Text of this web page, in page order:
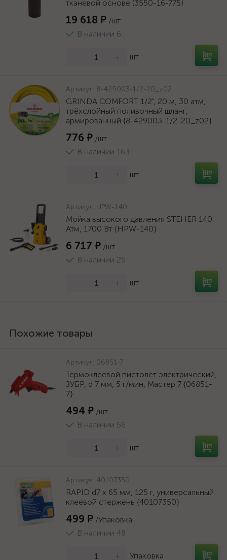
тканевой основе (3550-16-775)
19 618 ₽ /шт
В наличии 6
- + шт
Артикул: 8-429003-1/2-20_z02
GRINDA COMFORT 1/2", 20 м, 30 атм,
трёхслойный поливочный шланг,
армированный {8-429003-1/2-20_z02}
776 ₽ /шт
В наличии 163
- + шт
Артикул: HPW-140
Мойка высокого давления STEHER 140
Атм, 1700 Вт {HPW-140}
6 717 ₽ /шт
В наличии 25
- + шт
Похожие товары
Артикул: 06851-7
Термоклеевой пистолет электрический,
ЗУБР, d 7 мм, 5 г/мин, Мастер 7 {06851-
7}
494 ₽ /шт
В наличии 56
+ шт
Артикул: 40107350
RAPID d7 x 65 мм, 125 г, универсальный
клеевой стержень {40107350}
499 ₽ /Упаковка
В наличии 48
+ Упаковка